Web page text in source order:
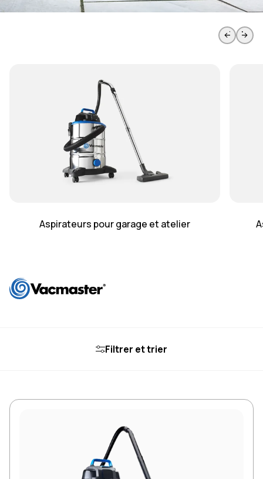
Passer à la page de la diapositive précédente Passer
Aspirateurs pour garage et atelier
Filtrer et trier